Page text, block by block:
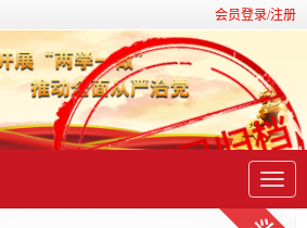
会员登录/注册
导
航